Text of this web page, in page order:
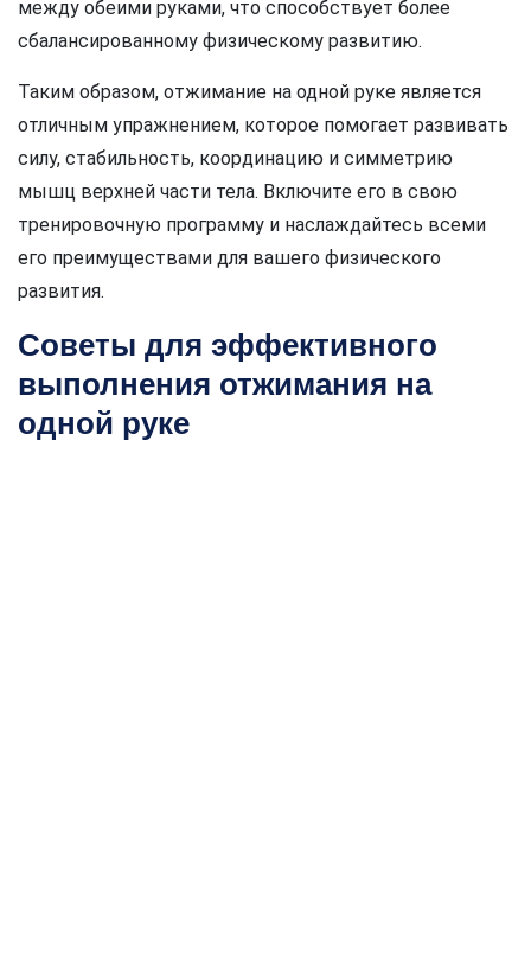
между обеими руками, что способствует более
сбалансированному физическому развитию.
Таким образом, отжимание на одной руке является
отличным упражнением, которое помогает развивать
силу, стабильность, координацию и симметрию
мышц верхней части тела. Включите его в свою
тренировочную программу и наслаждайтесь всеми
его преимуществами для вашего физического
развития.
Советы для эффективного
выполнения отжимания на
одной руке